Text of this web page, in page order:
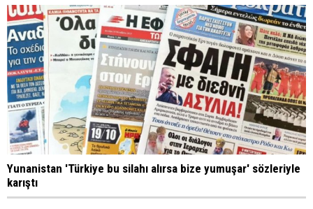
Yunanistan 'Türkiye bu silahı alırsa bize yumuşar' sözleriyle
karıştı